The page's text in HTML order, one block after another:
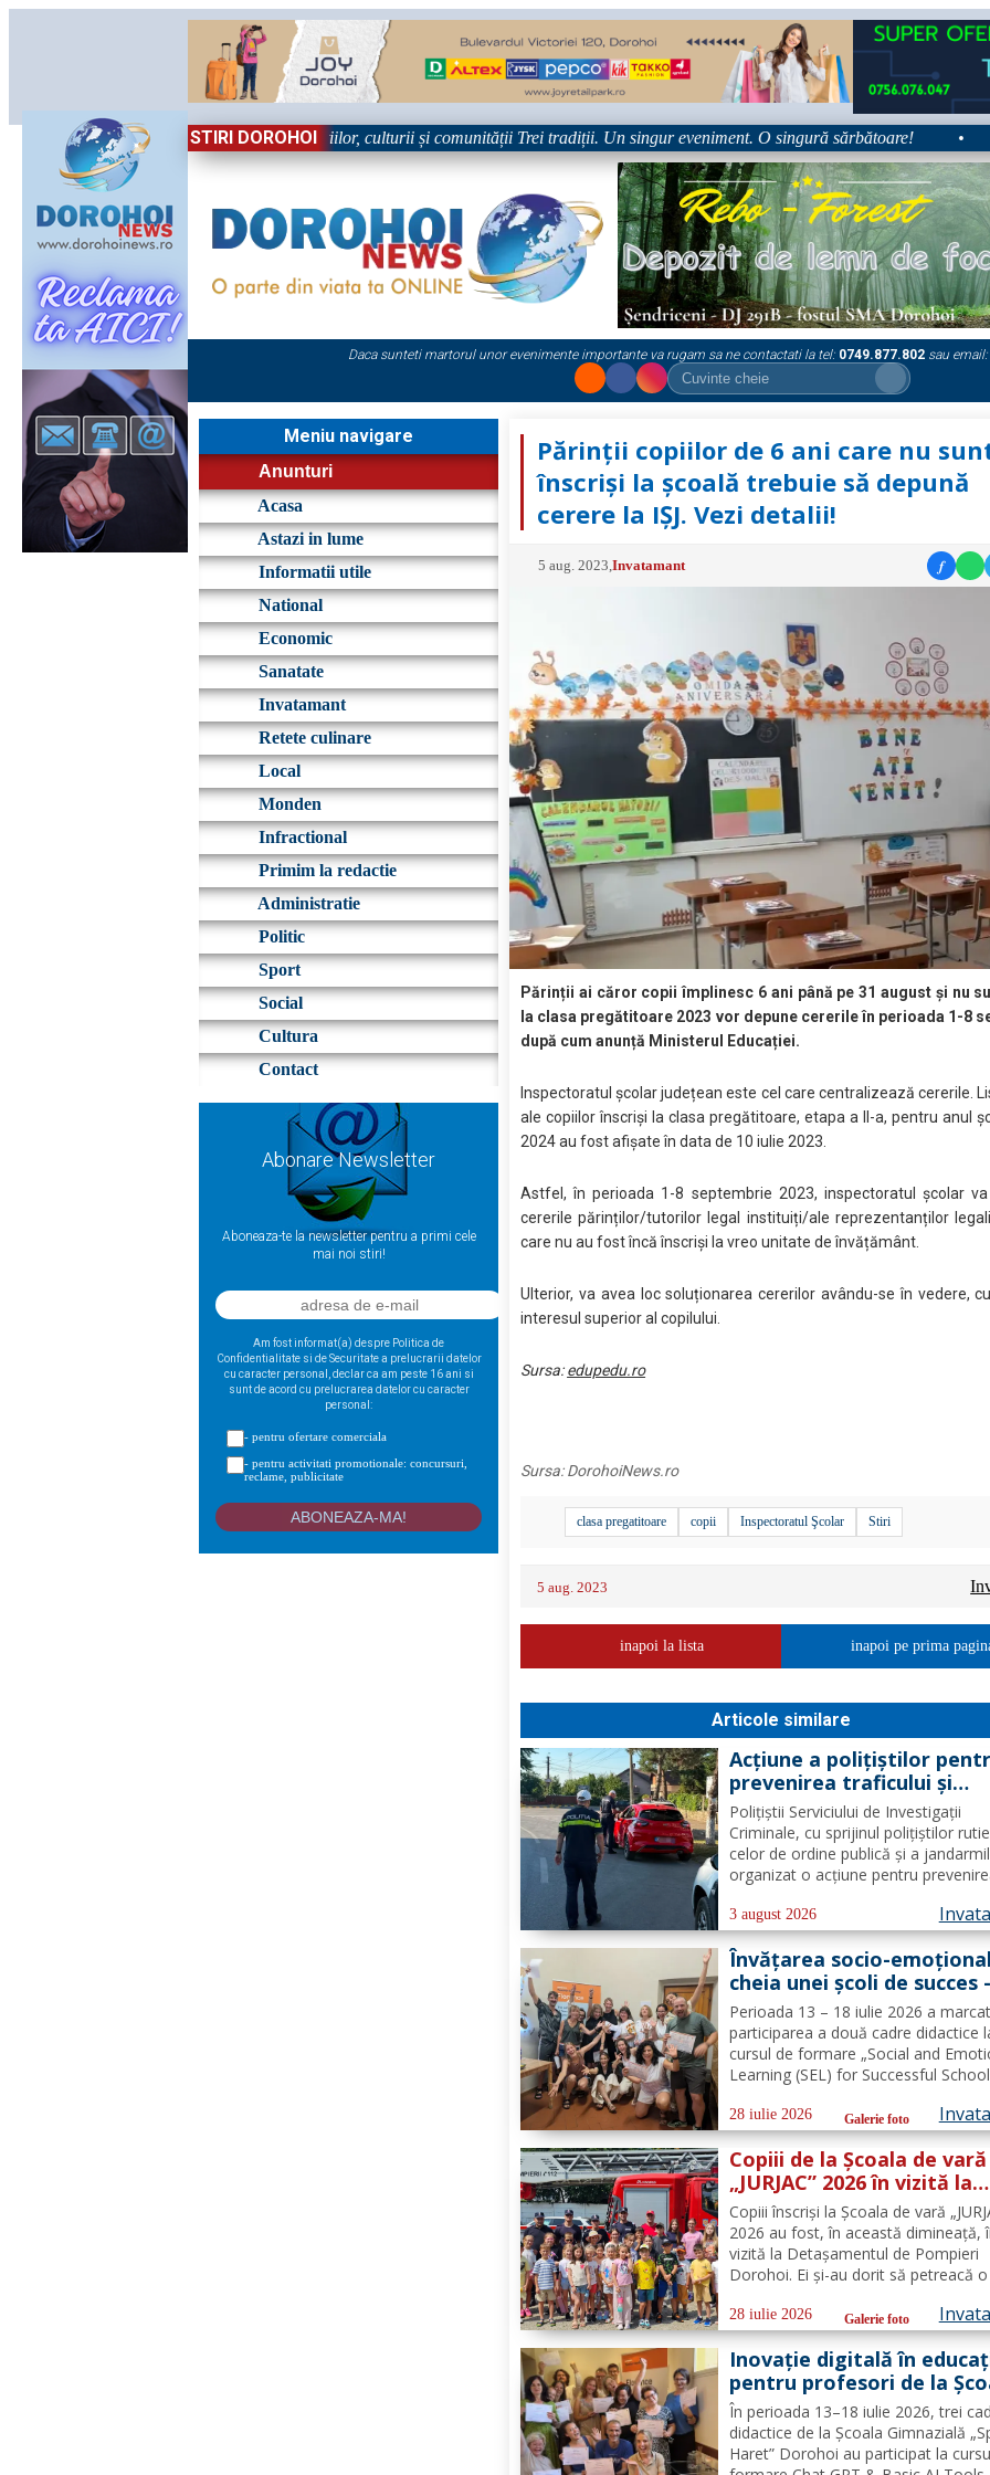
STIRI DOROHOI
Sărbătoare!” – trei zile dedicate tradițiilor, culturii și comunității Trei tradiții. Un singur eveniment. O singură sărbătoare! •
Daca sunteti martorul unor evenimente importante va rugam sa ne contactati la tel: 0749.877.802 sau email:
Meniu navigare
Anunturi
Acasa
Astazi in lume
Informatii utile
National
Economic
Sanatate
Invatamant
Retete culinare
Local
Monden
Infractional
Primim la redactie
Administratie
Politic
Sport
Social
Cultura
Contact
Abonare Newsletter
Aboneaza-te la newsletter pentru a primi cele
mai noi stiri!
Am fost informat(a) despre Politica de
Confidentialitate si de Securitate a prelucrarii datelor
cu caracter personal, declar ca am peste 16 ani si
sunt de acord cu prelucrarea datelor cu caracter
personal:
- pentru ofertare comerciala
- pentru activitati promotionale: concursuri,
reclame, publicitate
Părinții copiilor de 6 ani care nu
înscriși la școală trebuie să depună
cerere la IȘJ. Vezi detalii!
5 aug. 2023 ,Invatamant f
Părinții ai căror copii împlinesc 6 ani până pe 31 august și nu
la clasa pregătitoare 2023 vor depune cererile în perioada 1-8
după cum anunță Ministerul Educației.
Inspectoratul școlar județean este cel care centralizează cererile.
ale copiilor înscriși la clasa pregătitoare, etapa a II-a, pentru anul
2024 au fost afișate în data de 10 iulie 2023.
Astfel, în perioada 1-8 septembrie 2023, inspectoratul școlar
cererile părinților/tutorilor legal instituiți/ale reprezentanților
care nu au fost încă înscriși la vreo unitate de învățământ.
Ulterior, va avea loc soluționarea cererilor avându-se în vedere,
interesul superior al copilului.
Sursa: edupedu.ro
Sursa:DorohoiNews.ro
clasa pregatitoare copii Inspectoratul Şcolar Stiri
5 aug. 2023
inapoi la lista inapoi pe prima
Articole similare
Acțiune a polițiștilor
prevenirea traficului și
furturilor de autovehicule
Polițiștii Serviciului de Investigații
Criminale, cu sprijinul polițiștilor
celor de ordine publică și a
organizat o acțiune pentru
precum și pentru combaterea
furturilor de autovehicule, pe raza...
3 august 2026
Învățarea socio-
cheia unei școli de succes -
Formare Erasmus+ pentru
două cadre didactice de la
Școala Gimnazială „Spiru
Haret” Dorohoi - FOTO
Perioada 13 – 18 iulie 2026 a marcat
participarea a două cadre didactice
cursul de formare „Social and
Learning (SEL) for Successful
Italia, finanțat prin programul de
Acreditare Erasmus +, domeniul
școlară număr de referință...
28 iulie 2026 Galerie foto
Copiii de la Școala de vară
„JURJAC” 2026 în vizită la
Detașamentul de
Dorohoi - FOTO
Copiii înscriși la Școala de vară
2026 au fost, în această dimineață,
vizită la Detașamentul de Pompieri
Dorohoi. Ei și-au dorit să petreacă o
intervențiile la care au participat și
oamenii pe care i-au ajutat de-a
timpului. „Ne...
28 iulie 2026 Galerie foto
Inovație digitală în
pentru profesori de la
Gimnazială „Spiru Haret”
Dorohoi prin Erasmus+
În perioada 13–18 iulie 2026, trei
didactice de la Școala Gimnazială
Haret” Dorohoi au participat la